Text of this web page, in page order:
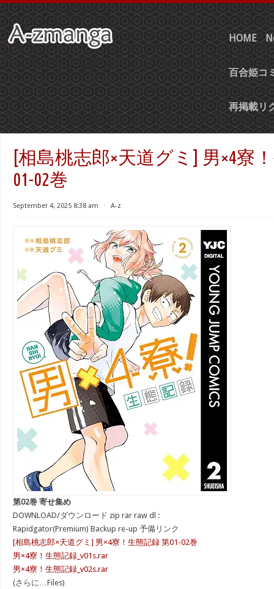
HOME
百合姫コ
再掲載リ
[相島桃志郎×天道グミ] 男×4寮
01-02巻
September 4, 2025 8:38 am ⋅ A-z
第02巻 寄せ集め
DOWNLOAD/ダウンロード zip rar raw dl :
Rapidgator(Premium) Backup re-up 予備リンク
[相島桃志郎×天道グミ] 男×4寮！生態記録 第01-02巻
男×4寮！生態記録_v01s.rar
男×4寮！生態記録_v02s.rar
(さらに…Files)